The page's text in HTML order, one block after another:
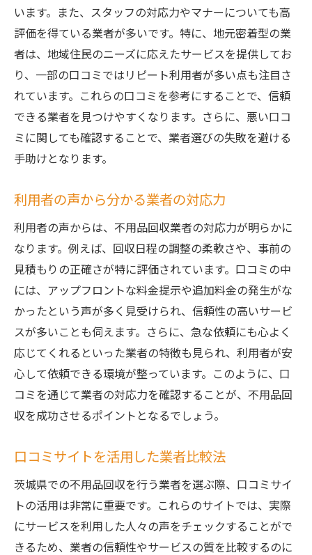
います。また、スタッフの対応力やマナーについても高
評価を得ている業者が多いです。特に、地元密着型の業
者は、地域住民のニーズに応えたサービスを提供してお
り、一部の口コミではリピート利用者が多い点も注目さ
れています。これらの口コミを参考にすることで、信頼
できる業者を見つけやすくなります。さらに、悪い口コ
ミに関しても確認することで、業者選びの失敗を避ける
手助けとなります。
利用者の声から分かる業者の対応力
利用者の声からは、不用品回収業者の対応力が明らかに
なります。例えば、回収日程の調整の柔軟さや、事前の
見積もりの正確さが特に評価されています。口コミの中
には、アップフロントな料金提示や追加料金の発生がな
かったという声が多く見受けられ、信頼性の高いサービ
スが多いことも伺えます。さらに、急な依頼にも心よく
応じてくれるといった業者の特徴も見られ、利用者が安
心して依頼できる環境が整っています。このように、口
コミを通じて業者の対応力を確認することが、不用品回
収を成功させるポイントとなるでしょう。
口コミサイトを活用した業者比較法
茨城県での不用品回収を行う業者を選ぶ際、口コミサイ
トの活用は非常に重要です。これらのサイトでは、実際
にサービスを利用した人々の声をチェックすることがで
きるため、業者の信頼性やサービスの質を比較するのに